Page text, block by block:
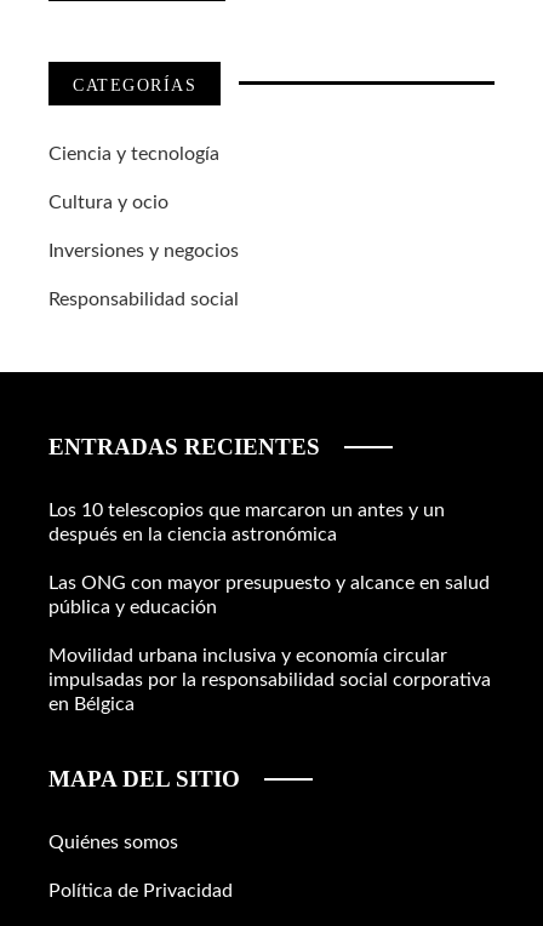
CATEGORÍAS
Ciencia y tecnología
Cultura y ocio
Inversiones y negocios
Responsabilidad social
ENTRADAS RECIENTES
Los 10 telescopios que marcaron un antes y un
después en la ciencia astronómica
Las ONG con mayor presupuesto y alcance en salud
pública y educación
Movilidad urbana inclusiva y economía circular
impulsadas por la responsabilidad social corporativa
en Bélgica
MAPA DEL SITIO
Quiénes somos
Política de Privacidad